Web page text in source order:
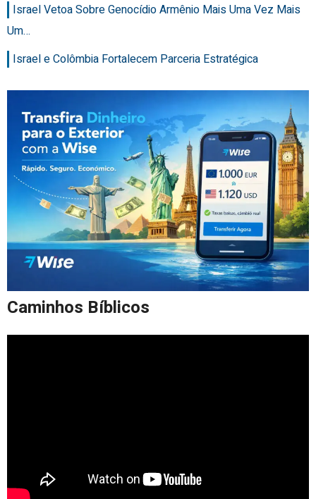
Israel Vetoa Sobre Genocídio Armênio Mais Uma Vez Mais
Um…
Israel e Colômbia Fortalecem Parceria Estratégica
Caminhos Bíblicos